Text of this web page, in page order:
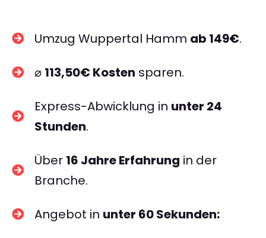
Umzug Wuppertal Hamm ab 149€.
⌀ 113,50€ Kosten sparen.
Express-Abwicklung in unter 24
Stunden.
Über 16 Jahre Erfahrung in der
Branche.
Angebot in unter 60 Sekunden: